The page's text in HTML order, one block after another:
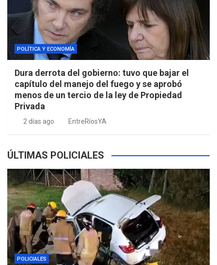
POLÍTICA Y ECONOMÍA
Dura derrota del gobierno: tuvo que bajar el
capítulo del manejo del fuego y se aprobó
menos de un tercio de la ley de Propiedad
Privada
2 días ago EntreRíosYA
ÚLTIMAS POLICIALES
POLICIALES